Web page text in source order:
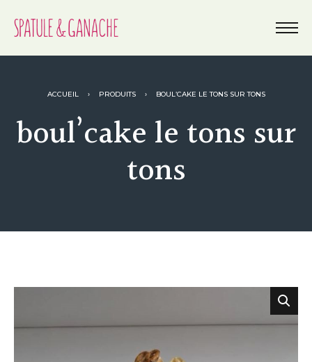
ACCUEIL › PRODUITS › BOUL’CAKE LE TONS SUR TONS
boul’cake le tons sur
tons